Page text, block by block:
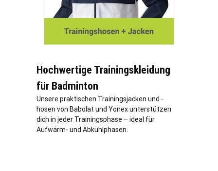
Hochwertige Trainingskleidung
für Badminton
Unsere praktischen Trainingsjacken und -
hosen von Babolat und Yonex unterstützen
dich in jeder Trainingsphase – ideal für
Aufwärm- und Abkühlphasen.